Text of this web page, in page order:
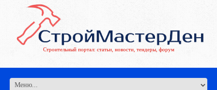
Строительный портал: статьи, новости, тендеры, форум